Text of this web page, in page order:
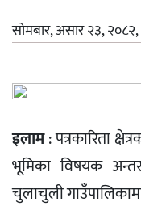
सोमबार, असार २३, २०८२,
इलाम: पत्रकारिता
भूमिका विषयक
चुलाचुली